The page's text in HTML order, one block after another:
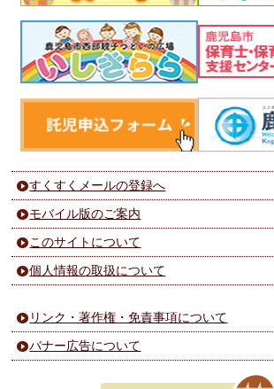
すくすくメールの登録へ
モバイル版のご案内
このサイトについて
個人情報の取扱について
リンク・著作権・免責事項について
バナー広告について